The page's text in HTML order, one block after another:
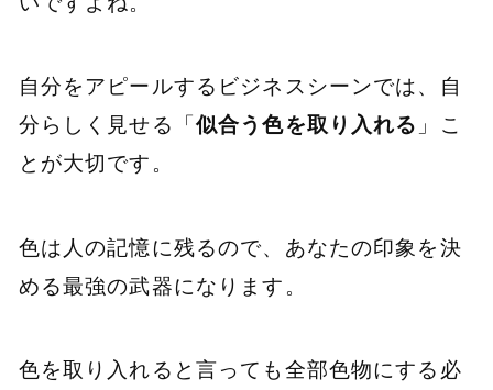
自分をアピールするビジネスシーンでは、自
分らしく見せる「似合う色を取り入れる 」こ
とが大切です。
色は人の記憶に残るので、あなたの印象を決
める最強の武器になります。
色を取り入れると言っても全部色物にする必